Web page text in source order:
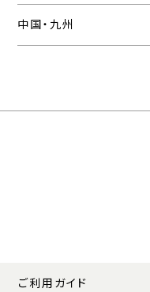
中国・九州
ご利用ガイド